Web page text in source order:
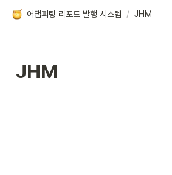
어댑피팅 리포트 발행 시스템 / JHM
JHM